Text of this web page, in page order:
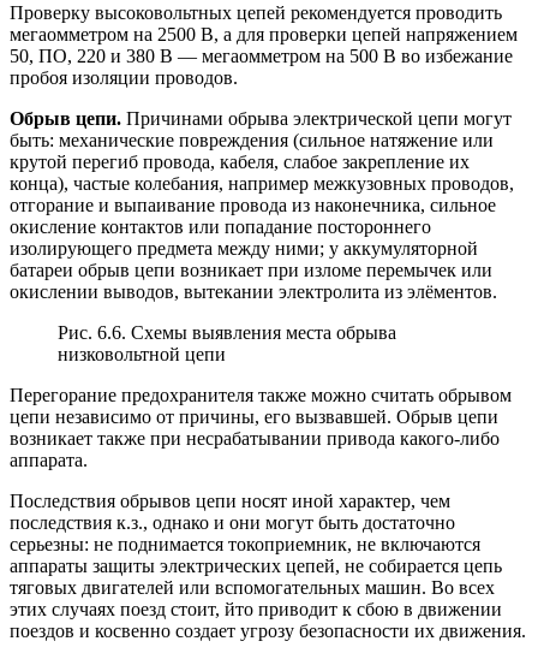
Проверку высоковольтных цепей рекомендуется проводить
мегаомметром на 2500 В, а для проверки цепей напряжением
50, ПО, 220 и 380 В — мегаомметром на 500 В во избежание
пробоя изоляции проводов.
Обрыв цепи. Причинами обрыва электрической цепи могут
быть: механические повреждения (сильное натяжение или
крутой перегиб провода, кабеля, слабое закрепление их
конца), частые колебания, например межкузовных проводов,
отгорание и выпаивание провода из наконечника, сильное
окисление контактов или попадание постороннего
изолирующего предмета между ними; у аккумуляторной
батареи обрыв цепи возникает при изломе перемычек или
окислении выводов, вытекании электролита из элёментов.
Рис. 6.6. Схемы выявления места обрыва
низковольтной цепи
Перегорание предохранителя также можно считать обрывом
цепи независимо от причины, его вызвавшей. Обрыв цепи
возникает также при несрабатывании привода какого-либо
аппарата.
Последствия обрывов цепи носят иной характер, чем
последствия к.з., однако и они могут быть достаточно
серьезны: не поднимается токоприемник, не включаются
аппараты защиты электрических цепей, не собирается цепь
тяговых двигателей или вспомогательных машин. Во всех
этих случаях поезд стоит, йто приводит к сбою в движении
поездов и косвенно создает угрозу безопасности их движения.